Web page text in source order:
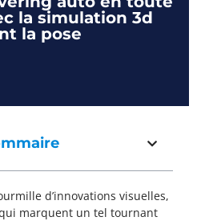
la simulation 3d
la pose
d’innovations visuelles,
marquent un tel tournant